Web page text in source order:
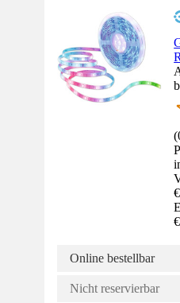
(
€
€
Online bestellbar
Nicht reservierbar